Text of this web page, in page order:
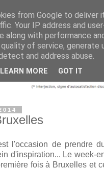
l'occasion de prendre
d'inspiration... Le week-
fois à Bruxelles et
from Google to deliver
Your IP address and
along with performance
of service, generate
and address abuse.
LEARN MORE GOT IT